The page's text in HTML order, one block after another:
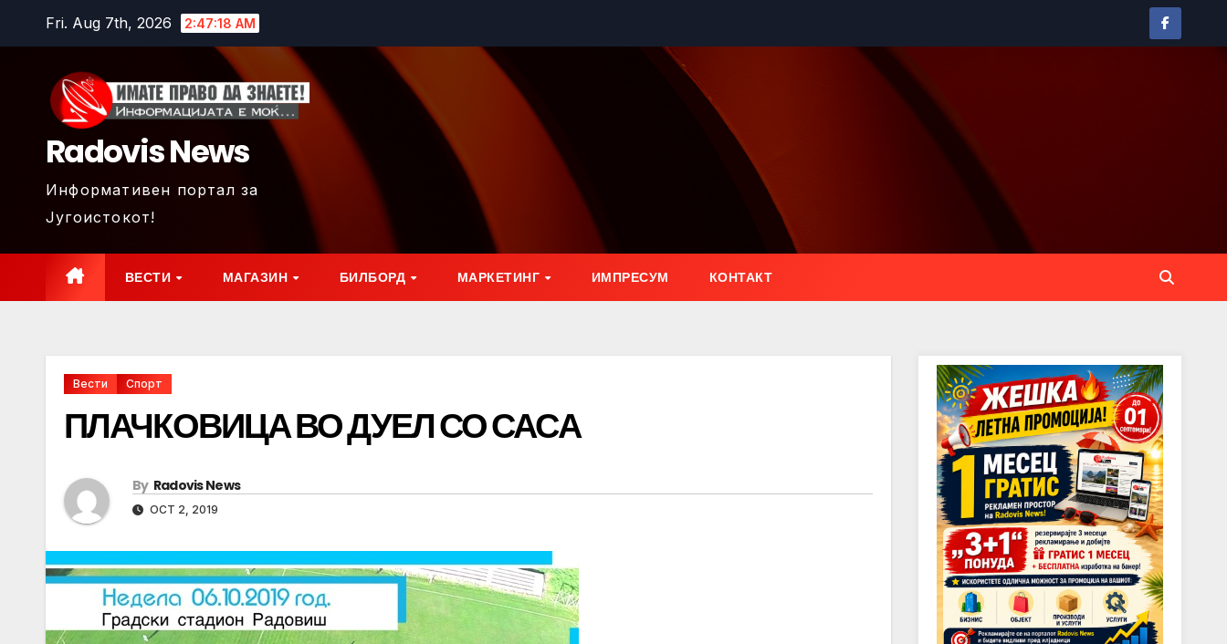
Fri. Aug 7th, 2026 2:47:20 AM
Radovis News
Информативен портал за
Југоистокот!
ВЕСТИ МАГАЗИН БИЛБОРД МАРКЕТИНГ ИМПРЕСУМ КОНТАКТ
Вести Спорт
ПЛАЧКОВИЦА ВО ДУЕЛ СО САСА
By Radovis News
OCT 2, 2019